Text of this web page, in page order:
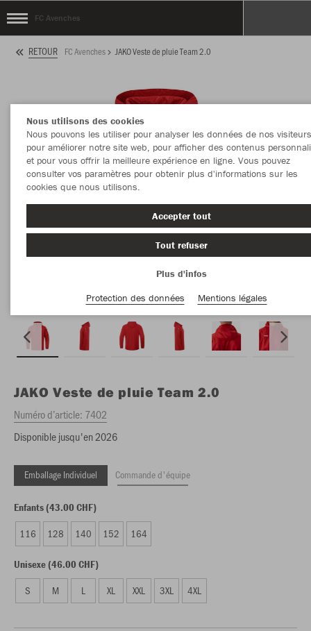
FC Avenches
RETOUR FC Avenches JAKO Veste de pluie Team 2.0
JAKO Veste de pluie Team 2.0
Numéro d’article: 7402
Disponible jusqu'en 2026
Emballage Individuel Commande d'équipe
Enfants (43.00 CHF)
116 128 140 152 164
Unisexe (46.00 CHF)
S M L XL XXL 3XL 4XL
Nous utilisons des cookies
Nous pouvons les utiliser pour analyser les données de nos
pour améliorer notre site web, pour afficher des contenus
et pour vous offrir la meilleure expérience en ligne. Vous pouvez
consulter vos paramètres pour obtenir plus d'informations sur les
cookies que nous utilisons.
Accepter tout
Tout refuser
Plus d'infos
Protection des données
Mentions légales